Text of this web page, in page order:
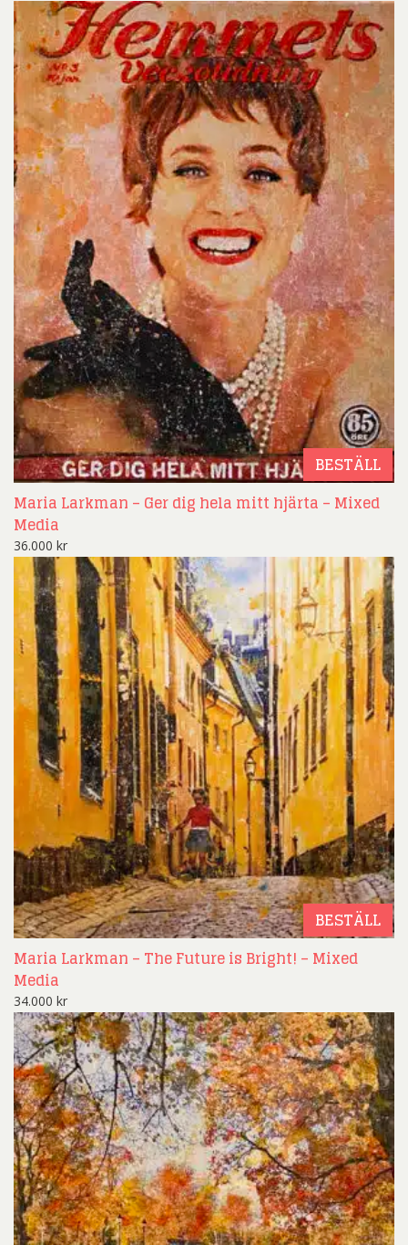
BESTÄLL
Maria Larkman – Ger dig hela mitt hjärta – Mixed
Media
36.000 kr
BESTÄLL
Maria Larkman – The Future is Bright! – Mixed
Media
34.000 kr